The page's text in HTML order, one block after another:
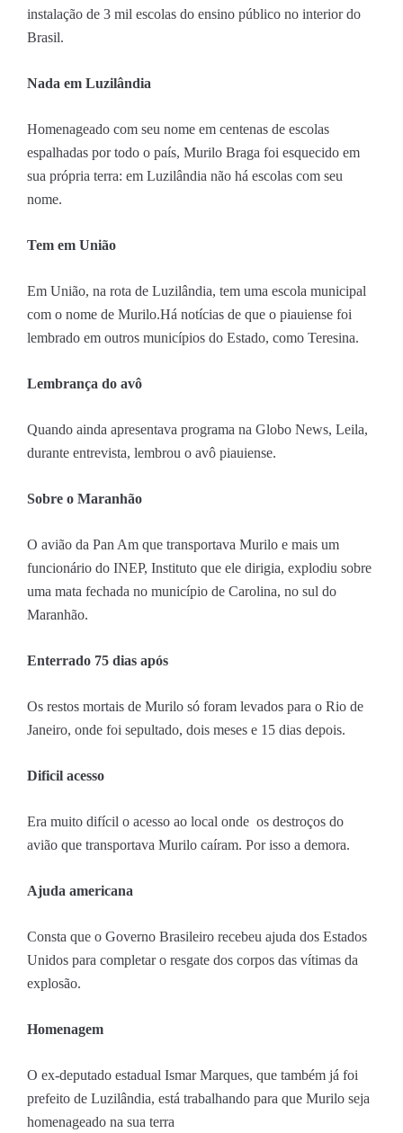
instalação de 3 mil escolas do ensino público no interior do
Brasil.
Nada em Luzilândia
Homenageado com seu nome em centenas de escolas
espalhadas por todo o país, Murilo Braga foi esquecido em
sua própria terra: em Luzilândia não há escolas com seu
nome.
Tem em União
Em União, na rota de Luzilândia, tem uma escola municipal
com o nome de Murilo.Há notícias de que o piauiense foi
lembrado em outros municípios do Estado, como Teresina.
Lembrança do avô
Quando ainda apresentava programa na Globo News, Leila,
durante entrevista, lembrou o avô piauiense.
Sobre o Maranhão
O avião da Pan Am que transportava Murilo e mais um
funcionário do INEP, Instituto que ele dirigia, explodiu sobre
uma mata fechada no município de Carolina, no sul do
Maranhão.
Enterrado 75 dias após
Os restos mortais de Murilo só foram levados para o Rio de
Janeiro, onde foi sepultado, dois meses e 15 dias depois.
Dificil acesso
Era muito difícil o acesso ao local onde os destroços do
avião que transportava Murilo caíram. Por isso a demora.
Ajuda americana
Consta que o Governo Brasileiro recebeu ajuda dos Estados
Unidos para completar o resgate dos corpos das vítimas da
explosão.
Homenagem
O ex-deputado estadual Ismar Marques, que também já foi
prefeito de Luzilândia, está trabalhando para que Murilo seja
homenageado na sua terra